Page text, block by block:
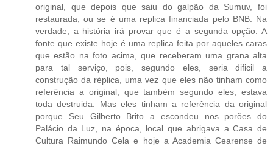
original, que depois que saiu do galpão da Sumuv, foi
restaurada, ou se é uma replica financiada pelo BNB. Na
verdade, a história irá provar que é a segunda opção. A
fonte que existe hoje é uma replica feita por aqueles caras
que estão na foto acima, que receberam uma grana alta
para tal serviço, pois, segundo eles, seria dificil a
construção da réplica, uma vez que eles não tinham como
referência a original, que também segundo eles, estava
toda destruida. Mas eles tinham a referência da original
porque Seu Gilberto Brito a escondeu nos porões do
Palácio da Luz, na época, local que abrigava a Casa de
Cultura Raimundo Cela e hoje a Academia Cearense de